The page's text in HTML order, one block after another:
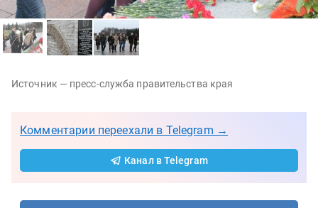
Источник — пресс-служба правительства края
Комментарии переехали в Telegram →
Канал в Telegram